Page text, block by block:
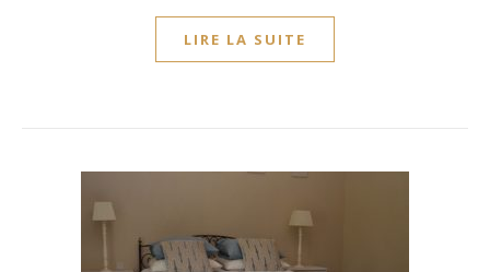
LIRE LA SUITE